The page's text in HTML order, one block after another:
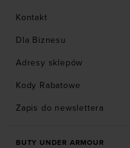
Kontakt
Dla Biznesu
Adresy sklepów
Kody Rabatowe
Zapis do newslettera
BUTY UNDER ARMOUR